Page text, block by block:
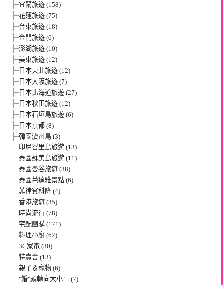
宜蘭旅遊 (158)
花蓮旅遊 (75)
台東旅遊 (18)
金門旅遊 (6)
澎湖旅遊 (10)
美東旅遊 (12)
日本東北旅遊 (12)
日本大阪旅遊 (7)
日本北海道旅遊 (27)
日本秋田旅遊 (12)
日本石垣島旅遊 (6)
日本京都 (8)
韓國濟州島 (3)
印尼峇里島旅遊 (13)
泰國蘇美島旅遊 (11)
泰國曼谷旅遊 (38)
泰國芭達雅景點 (6)
菲律賓科隆 (4)
香港旅遊 (35)
時尚流行 (78)
宅配團購 (171)
料理小廚 (62)
3C家電 (30)
特賣會 (13)
親子＆寵物 (6)
"婚"頭轉向大小事 (7)